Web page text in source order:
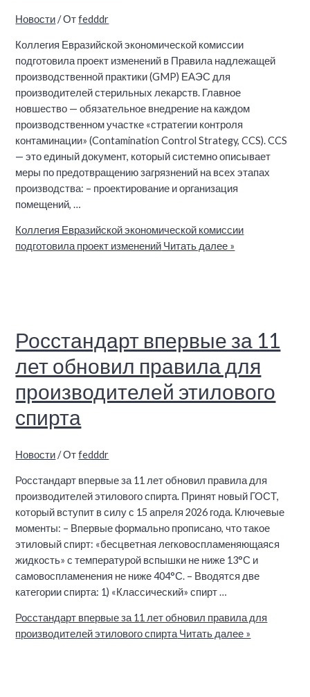
Новости/ Отfedddr
Коллегия Евразийской экономической комиссии
подготовила проект изменений в Правила надлежащей
производственной практики (GMP) ЕАЭС для
производителей стерильных лекарств. Главное
новшество — обязательное внедрение на каждом
производственном участке «стратегии контроля
контаминации» (Contamination Control Strategy, CCS). CCS
— это единый документ, который системно описывает
меры по предотвращению загрязнений на всех этапах
производства: – проектирование и организация
помещений, …
Коллегия Евразийской экономической комиссии
подготовила проект изменений Читать далее »
Росстандарт впервые за 11
лет обновил правила для
производителей этилового
спирта
Новости/ Отfedddr
Росстандарт впервые за 11 лет обновил правила для
производителей этилового спирта. Принят новый ГОСТ,
который вступит в силу с 15 апреля 2026 года. Ключевые
моменты: – Впервые формально прописано, что такое
этиловый спирт: «бесцветная легковоспламеняющаяся
жидкость» с температурой вспышки не ниже 13°С и
самовоспламенения не ниже 404°С. – Вводятся две
категории спирта: 1) «Классический» спирт …
Росстандарт впервые за 11 лет обновил правила для
производителей этилового спиртаЧитать далее »